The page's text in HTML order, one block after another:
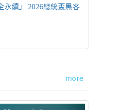
續」 2026總統盃黑客
more